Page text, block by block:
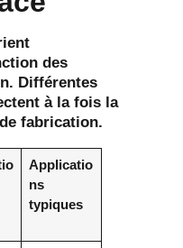
des
Différentes
à la fois la
fabrication.
Applicatio
ns
typiques